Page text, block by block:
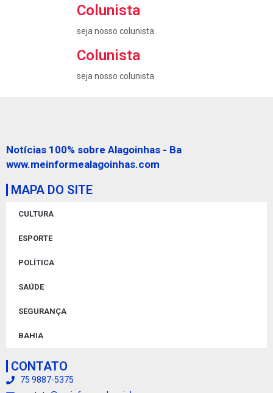
Colunista
seja nosso colunista
Colunista
seja nosso colunista
Notícias 100% sobre Alagoinhas - Ba
www.meinformealagoinhas.com
MAPA DO SITE
CULTURA
ESPORTE
POLÍTICA
SAÚDE
SEGURANÇA
BAHIA
CONTATO
75 9887-5375